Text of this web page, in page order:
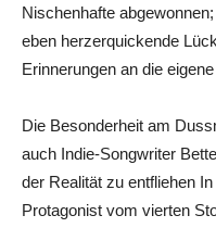
Nischenhafte
eben herzerquickende
Erinnerungen an die
Die Besonderheit am
auch Indie-Songwriter
der Realität zu entfliehen
Protagonist vom vierten